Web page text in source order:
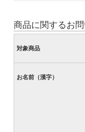
商品に関するお
対象商品
お名前（漢字）